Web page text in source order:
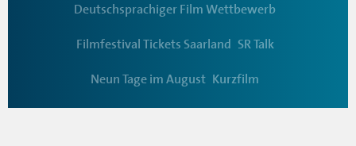
Deutschsprachiger Film Wettbewerb
Filmfestival Tickets Saarland SR Talk
Neun Tage im August Kurzfilm